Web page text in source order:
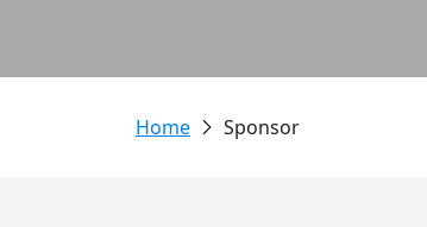
Sponsor